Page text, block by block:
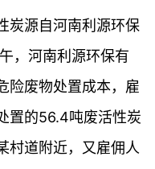
炭源自河南利源环保
，河南利源环保有
险废物处置成本，雇
置的56.4吨废活性炭
村道附近，又雇佣人